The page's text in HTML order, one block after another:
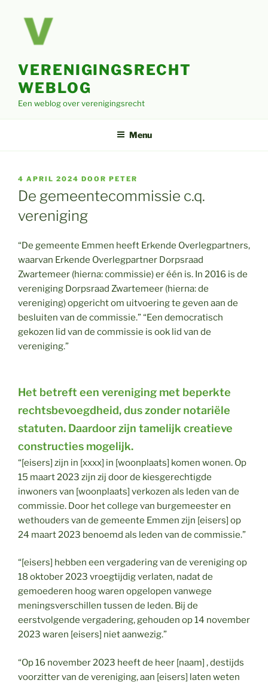
VERENIGINGSRECHT
WEBLOG
Een weblog over verenigingsrecht
Menu
GEPLAATST
OP
4 APRIL 2024 DOOR PETER
De gemeentecommissie c.q.
vereniging
“De gemeente Emmen heeft Erkende Overlegpartners,
waarvan Erkende Overlegpartner Dorpsraad
Zwartemeer (hierna: commissie) er één is. In 2016 is de
vereniging Dorpsraad Zwartemeer (hierna: de
vereniging) opgericht om uitvoering te geven aan de
besluiten van de commissie.” “Een democratisch
gekozen lid van de commissie is ook lid van de
vereniging.”
Het betreft een vereniging met beperkte
rechtsbevoegdheid, dus zonder notariële
statuten. Daardoor zijn tamelijk creatieve
constructies mogelijk.
“[eisers] zijn in [xxxx] in [woonplaats] komen wonen. Op
15 maart 2023 zijn zij door de kiesgerechtigde
inwoners van [woonplaats] verkozen als leden van de
commissie. Door het college van burgemeester en
wethouders van de gemeente Emmen zijn [eisers] op
24 maart 2023 benoemd als leden van de commissie.”
“[eisers] hebben een vergadering van de vereniging op
18 oktober 2023 vroegtijdig verlaten, nadat de
gemoederen hoog waren opgelopen vanwege
meningsverschillen tussen de leden. Bij de
eerstvolgende vergadering, gehouden op 14 november
2023 waren [eisers] niet aanwezig.”
“Op 16 november 2023 heeft de heer [naam] , destijds
voorzitter van de vereniging, aan [eisers] laten weten